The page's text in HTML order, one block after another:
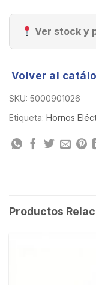
Ver stock y
Volver al
SKU: 5000901026
Etiqueta: Hornos
Productos